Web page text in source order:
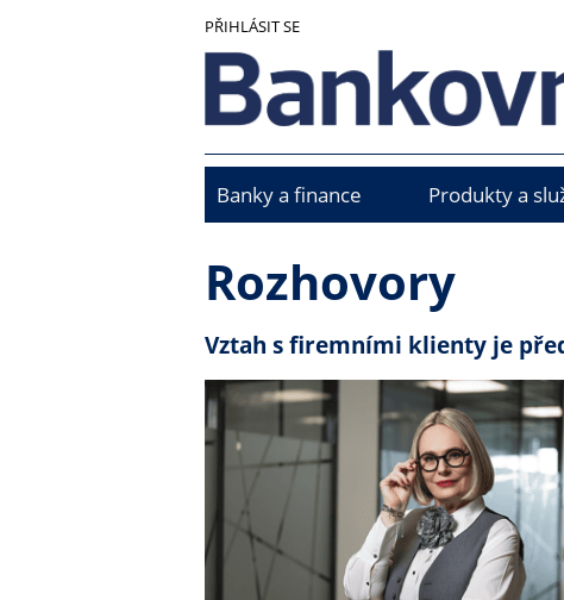
PŘIHLÁSIT SE
Banky a finance Produkty a
Rozhovory
Vztah s firemními klienty je